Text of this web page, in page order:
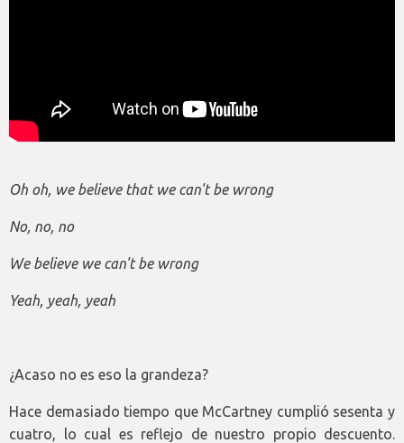
Oh oh, we believe that we can't be wrong
No, no, no
We believe we can't be wrong
Yeah, yeah, yeah
¿Acaso no es eso la grandeza?
Hace demasiado tiempo que McCartney cumplió sesenta y
cuatro, lo cual es reflejo de nuestro propio descuento.